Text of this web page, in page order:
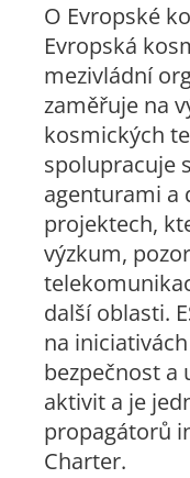
O Evropské
Evropská
mezivládní
zaměřuje na
kosmických
spolupracuje
agenturami a
projektech,
výzkum,
další oblasti.
na
bezpečnost a
aktivit a je
propagátorů
Charter.